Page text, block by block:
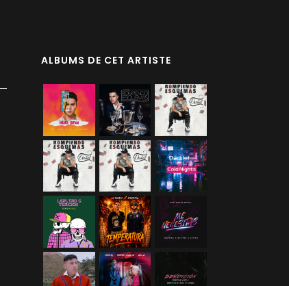
ALBUMS DE CET ARTISTE